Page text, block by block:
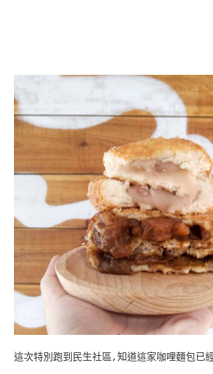
這次特別跑到民生社區,知道這家咖哩麵包已